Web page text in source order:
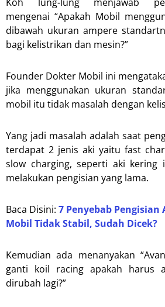
mengenai “Apakah Mobil
dibawah ukuran ampere
bagi kelistrikan dan mesin?”
Founder Dokter Mobil ini
jika menggunakan ukuran
mobil itu tidak masalah dengan
Yang jadi masalah adalah saat
terdapat 2 jenis aki yaitu fast
slow charging, seperti aki kering
melakukan pengisian yang lama.
Baca Disini: 7 Penyebab Pengisian
Mobil Tidak Stabil, Sudah Dicek?
Kemudian ada menanyakan
ganti koil racing apakah harus
dirubah lagi?”